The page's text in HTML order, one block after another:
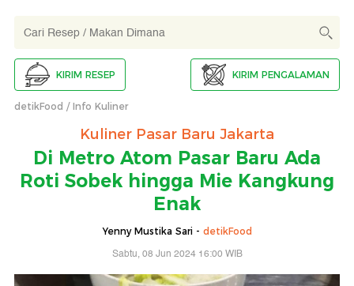
KIRIM RESEP KIRIM PENGALAMAN
detikFood Info Kuliner
Kuliner Pasar Baru Jakarta
Di Metro Atom Pasar Baru Ada
Roti Sobek hingga Mie Kangkung
Enak
Yenny Mustika Sari - detikFood
Sabtu, 08 Jun 2024 16:00 WIB